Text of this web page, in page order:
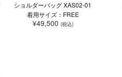
ショルダーバッグ XAS02-01
着用サイズ：FREE
¥49,500 (税込)